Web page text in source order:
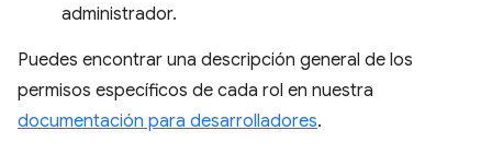
administrador.
Puedes encontrar una descripción general de los
permisos específicos de cada rol en nuestra
documentación para desarrolladores.